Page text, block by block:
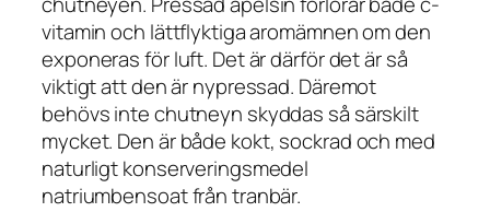
vitamin och lättflyktiga aromämnen om den
exponeras för luft. Det är därför det är så
viktigt att den är nypressad. Däremot
behövs inte chutneyn skyddas så särskilt
mycket. Den är både kokt, sockrad och med
naturligt konserveringsmedel
natriumbensoat från tranbär.